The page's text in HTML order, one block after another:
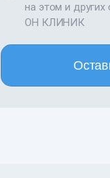
на этом и других
ОН КЛИНИК